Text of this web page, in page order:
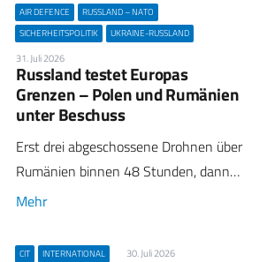
AIR DEFENCE
RUSSLAND – NATO
SICHERHEITSPOLITIK
UKRAINE-RUSSLAND
31. Juli 2026
Russland testet Europas
Grenzen – Polen und Rumänien
unter Beschuss
Erst drei abgeschossene Drohnen über
Rumänien binnen 48 Stunden, dann…
Mehr
CIT INTERNATIONAL 30. Juli 2026